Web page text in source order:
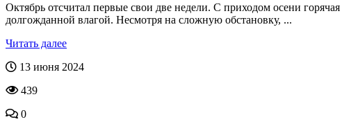
Октябрь отсчитал первые свои две недели. С приходом осени
долгожданной влагой. Несмотря на сложную обстановку, ...
Читать далее
13 июня 2024
439
0